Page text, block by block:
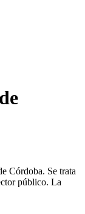
Córdoba. Se trata
público. La